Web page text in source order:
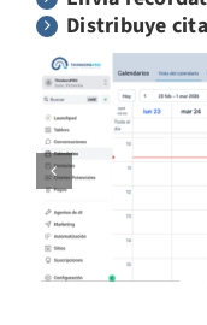
Distribuye